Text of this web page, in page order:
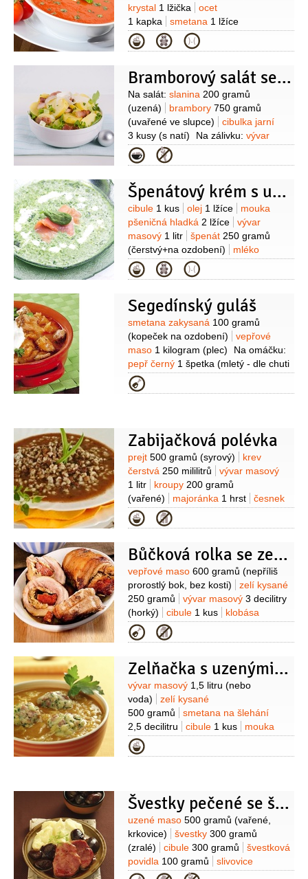
krystal 1 lžička
ocet
1 kapka
smetana 1 lžíce
(zakysaná)
bazalka
Kategorie
Bramborový salát se slaninou a sýrem
Suroviny
Na salát: slanina 200 gramů
(uzená)
brambory 750 gramů
(uvařené ve slupce)
cibulka jarní
3 kusy (s natí) Na zálivku: vývar
masový2 lžíce
2 lžíce
ocet vinný1 lžíce sůl
pepř
nasekané - petrželka, bazalka,
estragon)
Na podávání:
rukola
1 svazek
sýr Parmezán 40 gramů
Kategorie
Špenátový krém s uzeným lososem
Suroviny
cibule 1 kus olej 1 lžíce
mouka
pšeničná hladká 2 lžíce
vývar
masový 1 litr špenát 250 gramů
(čerstvý+na ozdobení)
mléko
2 lžíce
špenát mražený
1 balení
česnek2 stroužky
smetana
Kategorie
Segedínský guláš
Suroviny
smetana zakysaná 100 gramů
(kopeček na ozdobení)
vepřové
maso 1 kilogram (plec)
Na omáčku:
pepř černý 1 špetka (mletý - dle chuti
)
sůl
1 lžíce (mletá )
zelí kysané
)
cibule 2 kusy sádlo
3 lžíce
(škvařené )
mouka pšeničná hladká
1 lžíce (případně 2 lžíce )
Kategorie
Zabijačková polévka
Suroviny
prejt 500 gramů (syrový)
krev
čerstvá 250 mililitrů
vývar masový
1 litr
kroupy 200 gramů
(vařené)
majoránka 1 hrst
česnek
2 stroužky
Kategorie
Bůčková rolka se zelím
Suroviny
vepřové maso 600 gramů (nepříliš
prorostlý bok, bez kosti)
zelí kysané
250 gramů
vývar masový 3 decilitry
(horký)
cibule 1 kus
klobása
čabajka1 kus
30 gramů (škvařené)
hořčice
2 stroužky
pepř černý(mletý)
Kategorie
Zelňačka s uzenými knedlíčky
Suroviny
vývar masový 1,5 litru (nebo
voda)
zelí kysané
500 gramů
smetana na šlehání
2,5 decilitru
cibule 1 kus
mouka
pšeničná hladká
3 lžíce (nebo jiný vhodný
3 kuličky
Na knedlíčky: klobása 1 kus
(uzená, větší)
houska 1 kus
(starší)
vejce1 kus
mouka pšeničná
hrubá2 lžíce pažitka2 lžíce
Kategorie
Švestky pečené se šunkou
Suroviny
uzené maso 500 gramů (vařené,
krkovice)
švestky 300 gramů
(zralé)
cibule 300 gramů
švestková
povidla 100 gramů
slivovice
2 decilitry
vývar masový